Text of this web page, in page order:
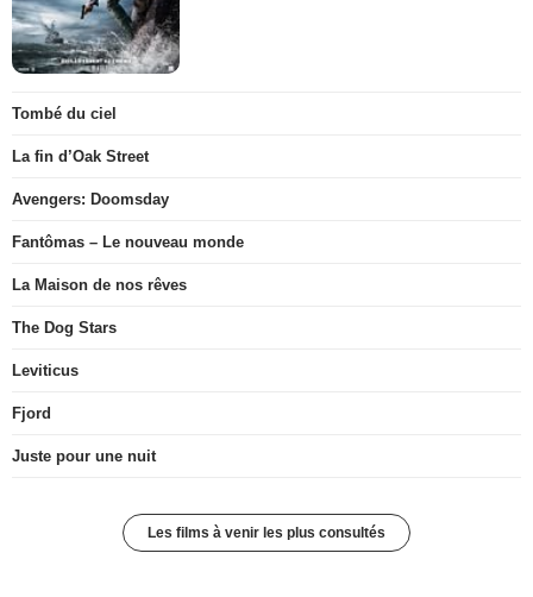
Tombé du ciel
La fin d’Oak Street
Avengers: Doomsday
Fantômas – Le nouveau monde
La Maison de nos rêves
The Dog Stars
Leviticus
Fjord
Juste pour une nuit
Les films à venir les plus consultés